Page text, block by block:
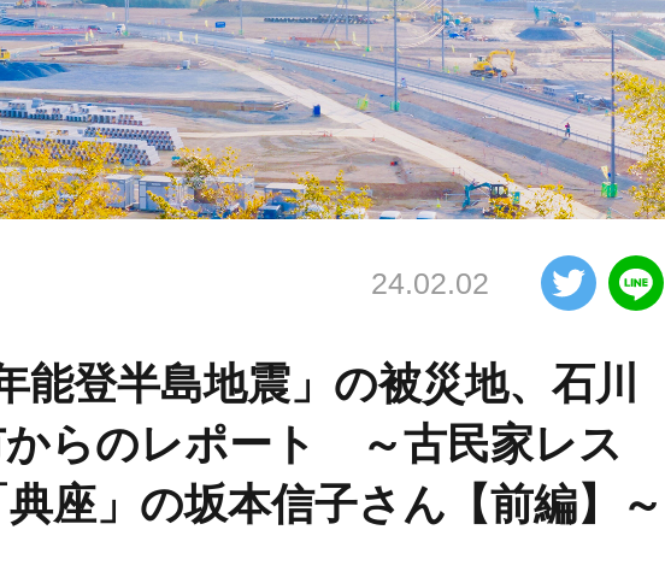
24.02.02
能登半島地震」の被災地、石川
からのレポート ～古民家レス
典座」の坂本信子さん【前編】～